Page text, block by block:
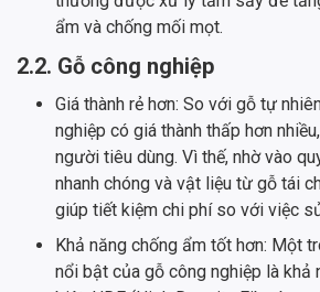
ẩm và chống mối mọt.
2.2. Gỗ công nghiệp
Giá thành rẻ hơn: So với gỗ tự
nghiệp có giá thành thấp hơn
người tiêu dùng. Vì thế, nhờ vào
nhanh chóng và vật liệu từ gỗ tái
giúp tiết kiệm chi phí so với việc
Khả năng chống ẩm tốt hơn: Một
nổi bật của gỗ công nghiệp là khả